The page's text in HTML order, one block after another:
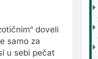
doveli
samo za
u sebi pečat